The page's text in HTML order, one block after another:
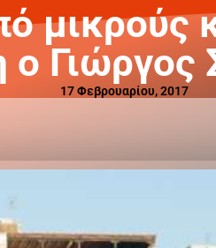
μικρούς
Γιώργος
17 Φεβρουαρίου, 2017